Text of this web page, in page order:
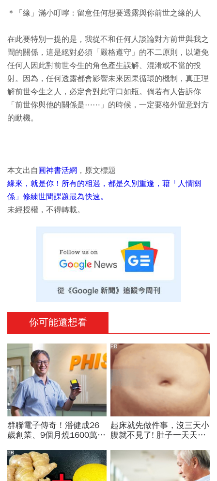
＊「緣」滿小叮嚀：留意任何想要透露與你前世之緣的人
在此要特別一提的是，我從不和任何人談論對方前世與我之
間的關係，這是絕對必須「嚴格遵守」的不二原則，以避免
任何人因此對前世今生的角色產生誤解、混淆或不當的投
射。因為，任何透露都會影響未來因果循環的機制，真正理
解前世今生之人，必定會對此守口如瓶。倘若有人告訴你
「前世你與他的關係是⋯⋯」的時候，一定要格外留意對方
的動機。
本文出自 圓神書活網 ，原文標題
緣來，就是你！所有的相遇，都是久別重逢，藉「人情關
係」修練世間課題最為快速。
未經授權，不得轉載。
你可能還想看
群聯電子傳奇！潘健成26
歲創業、9個月燒1600萬
上櫃股王，隨身碟小公司如
何做到？
起床就先做件事，沒三天小
腹就不見了! 肚子一天天變
PR
PR